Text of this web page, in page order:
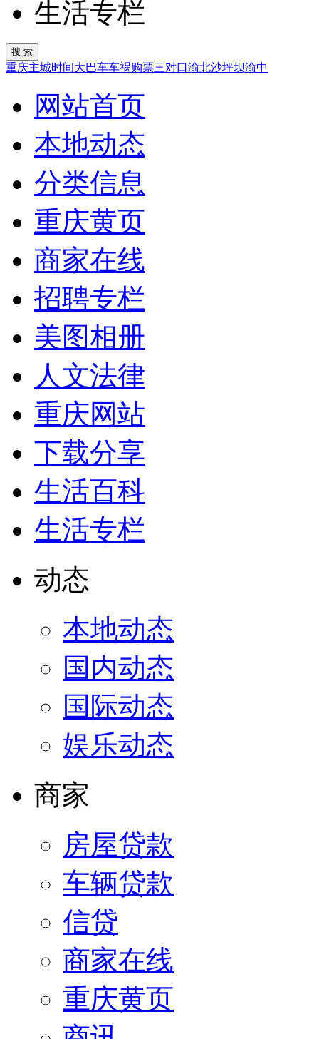
生活专栏
重庆主城时间大巴车车祸购票三对口渝北沙坪坝渝中
网站首页
本地动态
分类信息
重庆黄页
商家在线
招聘专栏
美图相册
人文法律
重庆网站
下载分享
生活百科
生活专栏
动态
本地动态
国内动态
国际动态
娱乐动态
商家
房屋贷款
车辆贷款
信贷
商家在线
重庆黄页